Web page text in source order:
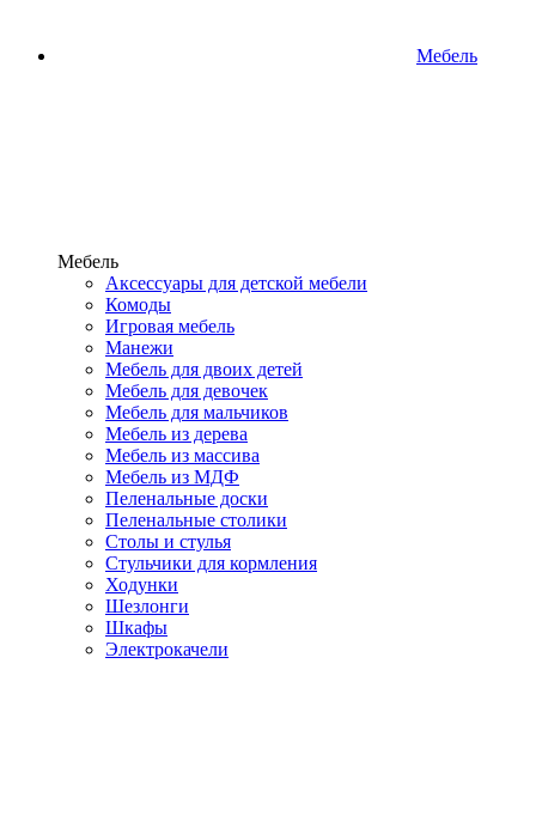
Мебель
Мебель
Аксессуары для детской мебели
Комоды
Игровая мебель
Манежи
Мебель для двоих детей
Мебель для девочек
Мебель для мальчиков
Мебель из дерева
Мебель из массива
Мебель из МДФ
Пеленальные доски
Пеленальные столики
Столы и стулья
Стульчики для кормления
Ходунки
Шезлонги
Шкафы
Электрокачели